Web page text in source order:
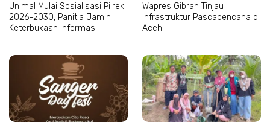
Unimal Mulai Sosialisasi Pilrek
2026–2030, Panitia Jamin
Keterbukaan Informasi
Wapres Gibran Tinjau
Infrastruktur Pascabencana di
Aceh